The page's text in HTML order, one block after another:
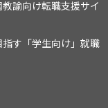
諭向け転職支援サイ
す「学生向け」就職